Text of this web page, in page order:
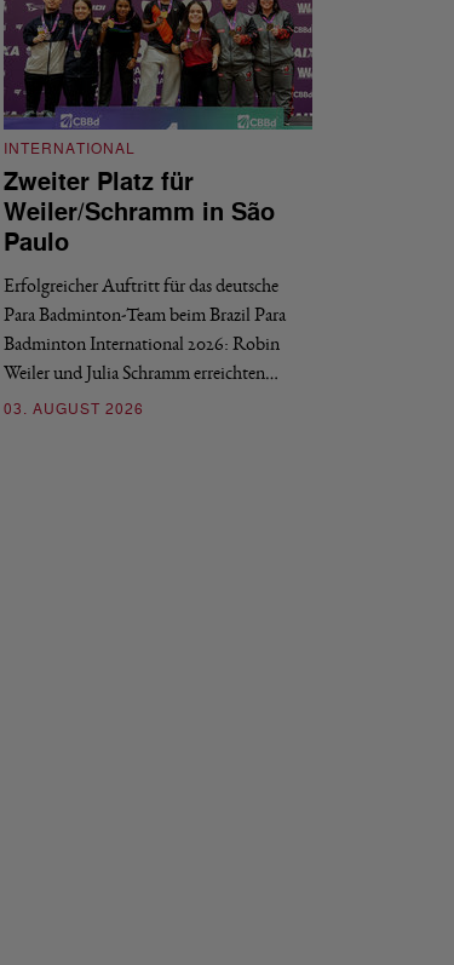
INTERNATIONAL
Zweiter Platz für
Weiler/Schramm in São
Paulo
Erfolgreicher Auftritt für das deutsche
Para Badminton-Team beim Brazil Para
Badminton International 2026: Robin
Weiler und Julia Schramm erreichten…
03. AUGUST 2026